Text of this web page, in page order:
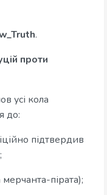
.
проти
усі кола
до:
підтвердив
пірата);